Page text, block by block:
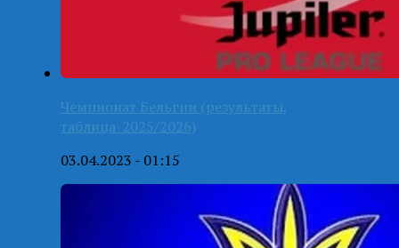
Чемпионат Бельгии (результаты,
таблица-2025/2026)
03.04.2023 - 01:15